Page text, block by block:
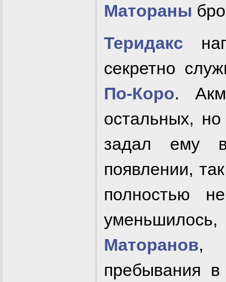
Матораны
Теридакс
секретно
По-Коро.
остальных,
задал ему
появлении,
полностью
Маторанов,
пребывания в